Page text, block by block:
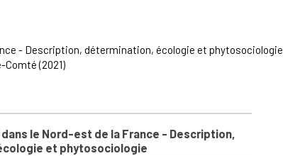
- Description, détermination, écologie et phytosociologie
(2021)
dans le Nord-est de la France - Description,
et phytosociologie